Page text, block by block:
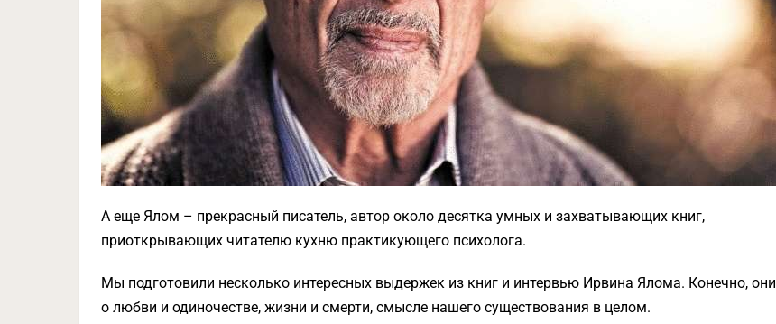
А еще Ялом – прекрасный писатель, автор около десятка умных и захватывающих книг,
приоткрывающих читателю кухню практикующего психолога.
Мы подготовили несколько интересных выдержек из книг и интервью Ирвина Ялома. Конечно, они
о любви и одиночестве, жизни и смерти, смысле нашего существования в целом.